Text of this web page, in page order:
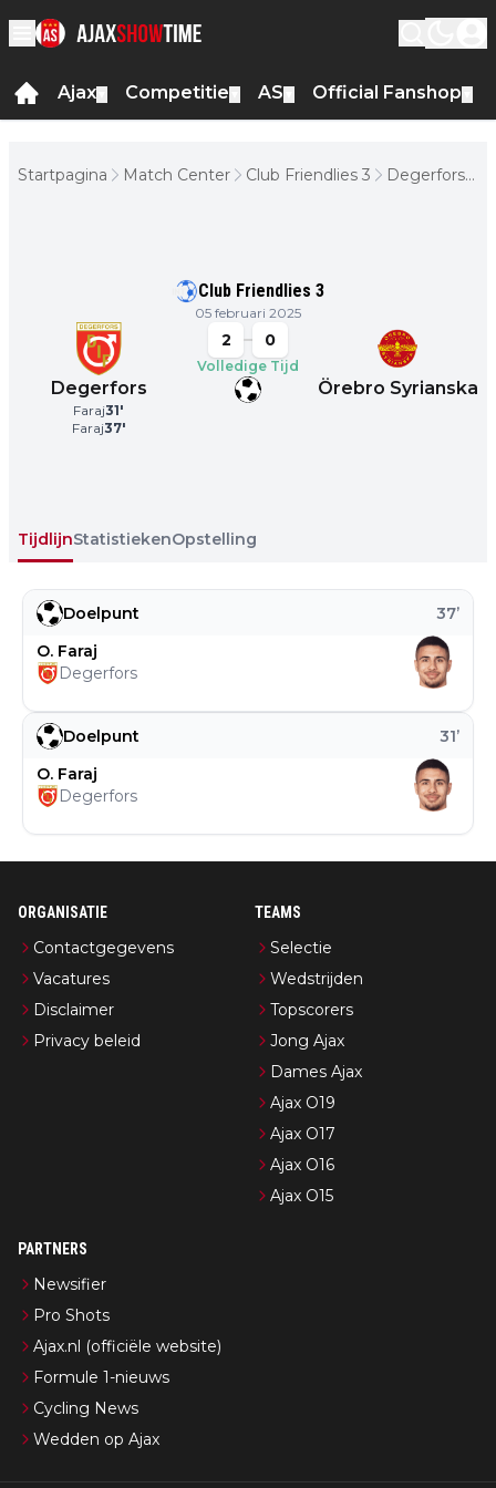
Ajax Competitie AS Official Fanshop
Startpagina Match Center Club Friendlies 3
Degerfors -
Club Friendlies 3
05 februari 2025
Degerfors
Faraj31'
Faraj37'
2 0
Volledige Tijd
Örebro Syrianska
TijdlijnStatistiekenOpstelling
Doelpunt 31’
O. Faraj
Degerfors
Doelpunt 37’
O. Faraj
Degerfors
ORGANISATIE
Contactgegevens
Vacatures
Disclaimer
Privacy beleid
TEAMS
Selectie
Wedstrijden
Topscorers
Jong Ajax
Dames Ajax
Ajax O19
Ajax O17
Ajax O16
Ajax O15
PARTNERS
Newsifier
Pro Shots
Ajax.nl (officiële website)
Formule 1-nieuws
Cycling News
Wedden op Ajax